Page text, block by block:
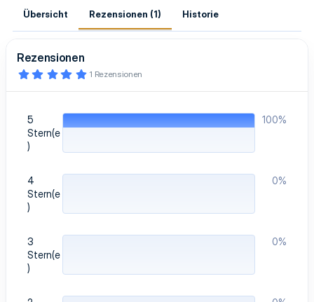
Übersicht Rezensionen (1) Historie
Rezensionen
5
0
S
t
n
e
1 Rezensionen
5
Stern(e
)
100%
4
Stern(e
)
0%
3
Stern(e
)
0%